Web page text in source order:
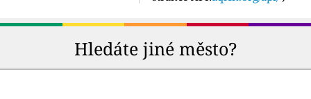
Hledáte jiné město?